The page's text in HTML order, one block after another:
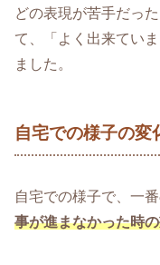
どの表現が苦手だっ
て、「よく出来てい
ました。
自宅での様子の変
自宅での様子で、一
事が進まなかった時